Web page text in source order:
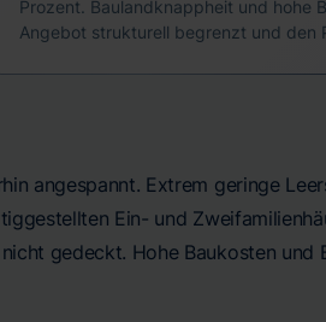
Prozent. Baulandknappheit und hohe
Angebot strukturell begrenzt und den
angespannt. Extrem geringe
Ein- und
gedeckt. Hohe Baukosten und